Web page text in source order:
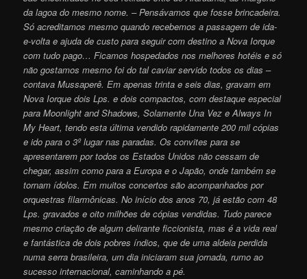
da lagoa do mesmo nome. – Pensávamos que fosse brincadeira.
Só acreditamos mesmo quando recebemos a passagem de ida-
e-volta e ajuda de custo para seguir com destino a Nova Iorque
com tudo pago… Ficamos hospedados nos melhores hotéis e só
não gostamos mesmo foi do tal caviar servido todos os dias –
contava Mussaperê. Em apenas trinta e seis dias, gravam em
Nova Iorque dois Lps. e dois compactos, com destaque especial
para Moonlight and Shadows, Solamente Una Vez e Always In
My Heart, tendo esta última vendido rapidamente 200 mil cópias
e ido para o 3º lugar nas paradas. Os convites para se
apresentarem por todos os Estados Unidos não cessam de
chegar, assim como para a Europa e o Japão, onde também se
tornam ídolos. Em muitos concertos são acompanhados por
orquestras filarmônicas. No início dos anos 70, já estão com 48
Lps. gravados e oito milhões de cópias vendidas. Tudo parece
mesmo criação de algum delirante ficcionista, mas é a vida real
e fantástica de dois pobres índios, que de uma aldeia perdida
numa serra brasileira, um dia iniciaram sua jornada, rumo ao
sucesso internacional, caminhando a pé.